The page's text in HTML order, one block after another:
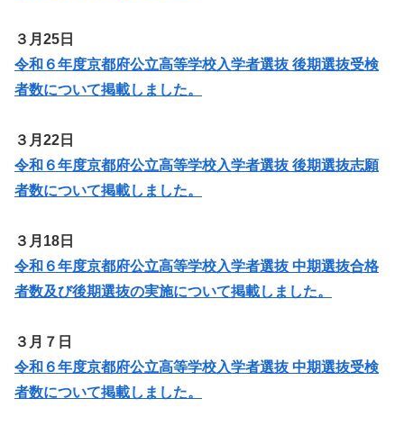
３月25日
令和６年度京都府公立高等学校入学者選抜 後期選抜受検
者数について掲載しました。
３月22日
令和６年度京都府公立高等学校入学者選抜 後期選抜志願
者数について掲載しました。
３月18日
令和６年度京都府公立高等学校入学者選抜 中期選抜合格
者数及び後期選抜の実施について掲載しました。
３月７日
令和６年度京都府公立高等学校入学者選抜 中期選抜受検
者数について掲載しました。